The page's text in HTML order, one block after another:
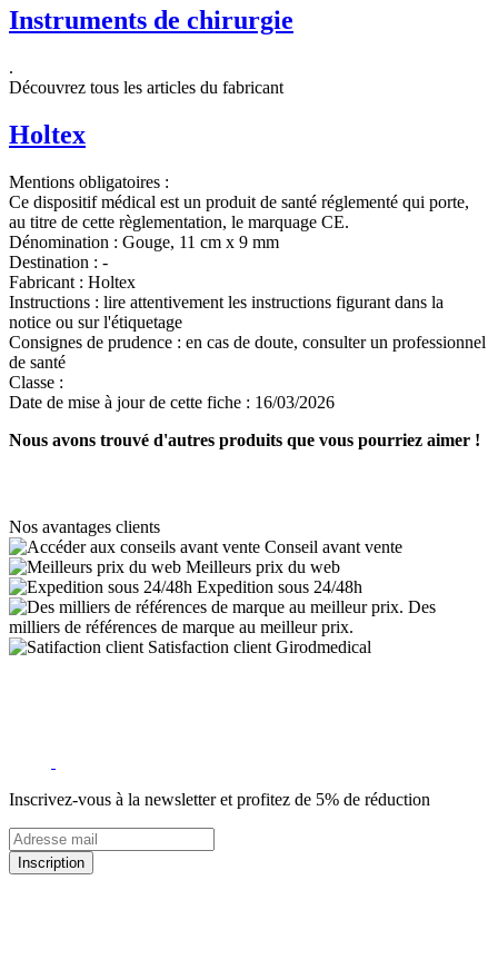
Instruments de chirurgie
.
Découvrez tous les articles du fabricant
Holtex
Mentions obligatoires :
Ce dispositif médical est un produit de santé réglementé qui porte,
au titre de cette règlementation, le marquage CE.
Dénomination : Gouge, 11 cm x 9 mm
Destination : -
Fabricant : Holtex
Instructions : lire attentivement les instructions figurant dans la
notice ou sur l'étiquetage
Consignes de prudence : en cas de doute, consulter un professionnel
de santé
Classe :
Date de mise à jour de cette fiche : 16/03/2026
Nous avons trouvé d'autres produits que vous pourriez aimer !
Nos avantages clients
Conseil avant vente
Meilleurs prix du web
Expedition sous 24/48h
Des
milliers de références de marque au meilleur prix.
Satisfaction client Girodmedical
Inscrivez-vous à la newsletter et profitez de 5% de réduction
Inscription